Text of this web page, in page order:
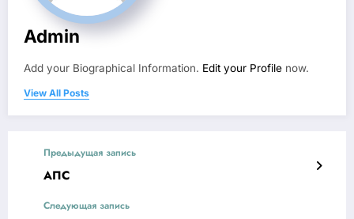
Admin
Add your Biographical Information. Edit your Profile now.
View All Posts
Предыдущая запись
АПС
Следующая запись